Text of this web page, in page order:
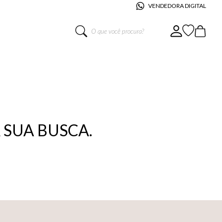
VENDEDORA DIGITAL
O que você procura?
BUSCA.